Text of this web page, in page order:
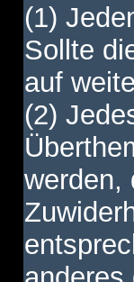
(1)
Sollte
auf
(2)
werden,